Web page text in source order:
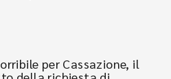
per Cassazione, il